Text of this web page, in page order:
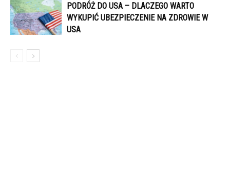
PODRÓŻ DO USA – DLACZEGO WARTO
WYKUPIĆ UBEZPIECZENIE NA ZDROWIE W
USA